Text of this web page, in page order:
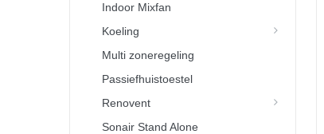
Indoor Mixfan
Koeling
Multi zoneregeling
Passiefhuistoestel
Renovent
Sonair Stand Alone